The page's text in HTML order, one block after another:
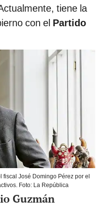
tiene la
con el Partido
José Domingo Pérez por el
Foto: La República
Guzmán